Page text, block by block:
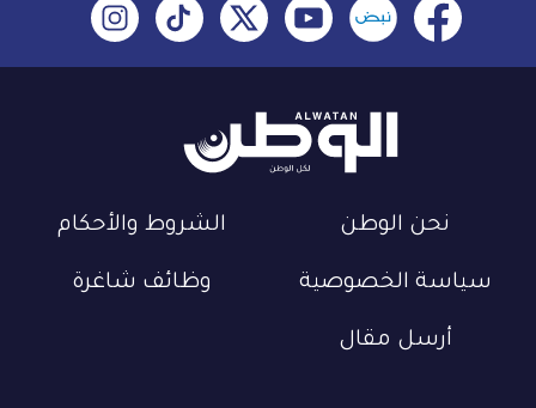
نحن الوطن الشروط والأحكام
سياسة الخصوصية وظائف شاغرة
أرسل مقال